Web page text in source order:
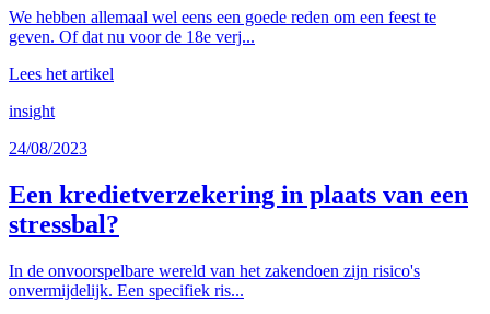
We hebben allemaal wel eens een goede reden om een feest te
geven. Of dat nu voor de 18e verj...
Lees het artikel
insight
24/08/2023
Een kredietverzekering in plaats van een
stressbal?
In de onvoorspelbare wereld van het zakendoen zijn risico's
onvermijdelijk. Een specifiek ris...